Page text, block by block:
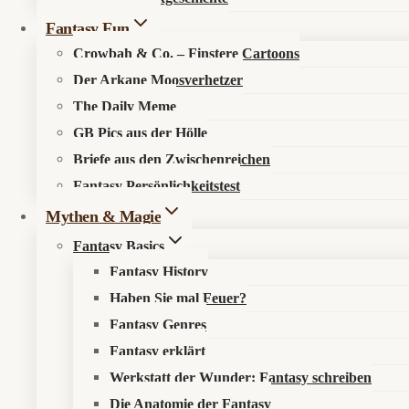
Fantasy Fun
Crowbah & Co. – Finstere Cartoons
Der Arkane Moosverhetzer
The Daily Meme
GB Pics aus der Hölle
Briefe aus den Zwischenreichen
Fantasy Persönlichkeitstest
Mythen & Magie
Fantasy Basics
Fantasy History
Haben Sie mal Feuer?
Fantasy Genres
Fantasy erklärt
Werkstatt der Wunder: Fantasy schreiben
Die Anatomie der Fantasy
🔍Suche im Fantasykosmos
Spüre verborgene Pfade auf, entdecke neue Werke oder